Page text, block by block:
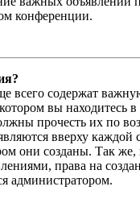
конференции.
всего содержат
вы находитесь
прочесть их по
вверху каждой
они созданы. Так же,
права на
администратором.